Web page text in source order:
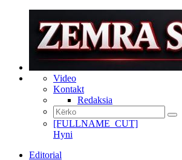
Video
Kontakt
Redaksia
[FULLNAME_CUT]
Hyni
Editorial